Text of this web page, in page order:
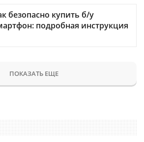
безопасно купить б/у
подробная инструкция
ПОКАЗАТЬ ЕЩЕ